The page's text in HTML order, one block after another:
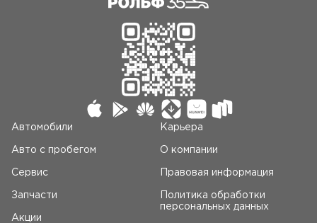
Автомобили
Авто c пробегом
Сервис
Запчасти
Акции
Карьера
О компании
Правовая информация
Политика обработки
персональных данных